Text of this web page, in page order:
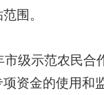
围。
市级示范农民合
项资金的使用和